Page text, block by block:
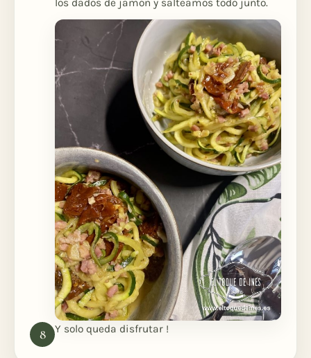
los dados de jamón y salteamos todo junto.
Y solo queda disfrutar !